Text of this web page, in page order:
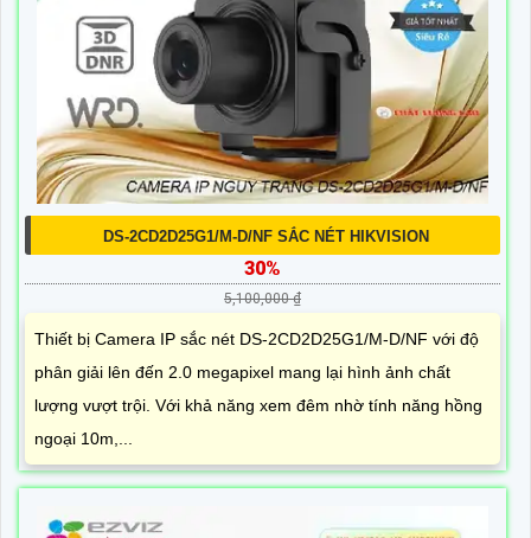
DS-2CD2D25G1/M-D/NF SẮC NÉT HIKVISION
30%
5,100,000 ₫
Thiết bị Camera IP sắc nét DS-2CD2D25G1/M-D/NF với độ
phân giải lên đến 2.0 megapixel mang lại hình ảnh chất
lượng vượt trội. Với khả năng xem đêm nhờ tính năng hồng
ngoại 10m,...